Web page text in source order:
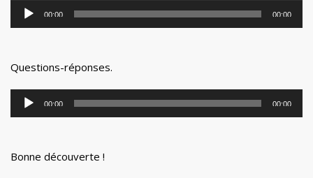
Lecteur
audio
00:00 00:00
Questions-réponses.
Lecteur
audio
00:00 00:00
Bonne découverte !